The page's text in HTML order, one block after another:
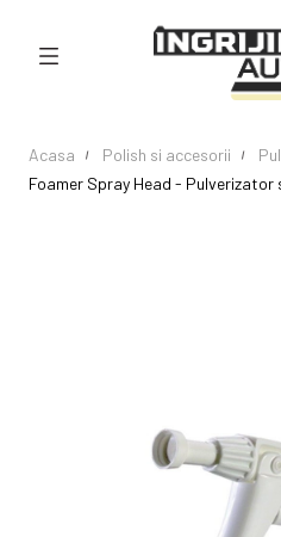
Acasa Polish si accesorii
Foamer Spray Head - Pulverizator